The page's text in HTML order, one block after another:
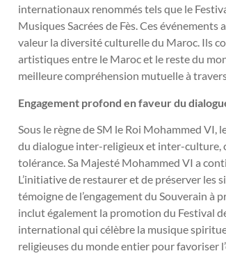
internationaux renommés tels que le
Musiques Sacrées de Fès. Ces
valeur la diversité culturelle du Maroc. Ils
artistiques entre le Maroc et le reste du
meilleure compréhension mutuelle à
Engagement profond en faveur du
Sous le règne de SM le Roi Mohammed VI,
du dialogue inter-religieux et inter-culture,
tolérance. Sa Majesté Mohammed VI a
L’initiative de restaurer et de préserver les
témoigne de l’engagement du Souverain à
inclut également la promotion du Festival
international qui célèbre la musique
religieuses du monde entier pour favoriser